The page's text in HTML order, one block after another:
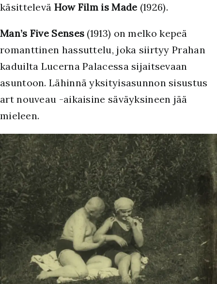
käsittelevä How Film is Made (1926).
Man’s Five Senses (1913) on melko kepeä
romanttinen hassuttelu, joka siirtyy Prahan
kaduilta Lucerna Palacessa sijaitsevaan
asuntoon. Lähinnä yksityisasunnon sisustus
art nouveau -aikaisine säväyksineen jää
mieleen.